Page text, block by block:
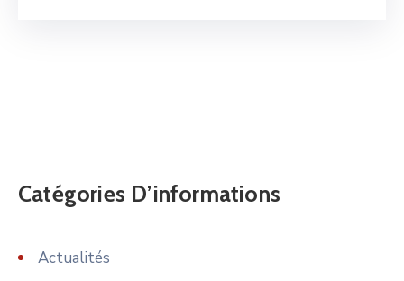
Catégories D’informations
Actualités